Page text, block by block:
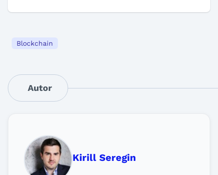
Blockchain
Autor
Kirill Seregin